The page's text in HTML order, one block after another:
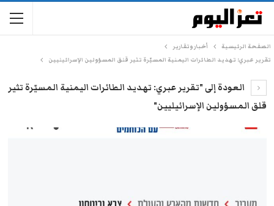
الصفحة الرئيسية
أخبار وتقارير
تقرير عبري: تهديد الطائرات اليمنية المسيّرة تثير قلق المسؤولين الإسرائيليين
العودة إلى "تقرير عبري: تهديد الطائرات اليمنية المسيّرة تثير
قلق المسؤولين الإسرائيليين"